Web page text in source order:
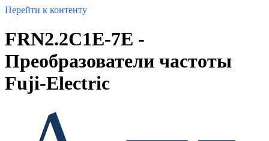
Перейти к контенту
FRN2.2C1E-7E -
Преобразователи частоты
Fuji-Electric